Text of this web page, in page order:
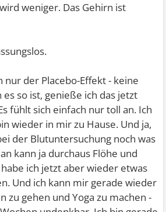
weniger. Das Gehirn ist
nur der Placebo-Effekt - keine
so ist, genieße ich das jetzt
fühlt sich einfach nur toll an. Ich
wieder in mir zu Hause. Und ja,
der Blutuntersuchung noch was
kann ja durchaus Flöhe und
ich jetzt aber wieder etwas
Und ich kann mir gerade wieder
zu gehen und Yoga zu machen -